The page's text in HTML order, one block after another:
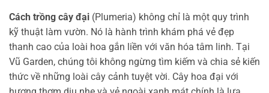
Cách trồng cây đại (Plumeria) không chỉ là một quy trình
kỹ thuật làm vườn. Nó là hành trình khám phá vẻ đẹp
thanh cao của loài hoa gắn liền với văn hóa tâm linh. Tại
Vũ Garden, chúng tôi không ngừng tìm kiếm và chia sẻ kiến
thức về những loài cây cảnh tuyệt vời. Cây hoa đại với